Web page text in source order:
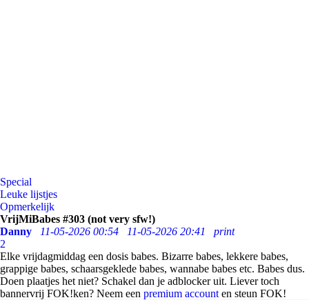
Special
Leuke lijstjes
Opmerkelijk
VrijMiBabes #303 (not very sfw!)
Danny
11-05-2026 00:54 11-05-2026 20:41
print
2
Elke vrijdagmiddag een dosis babes. Bizarre babes, lekkere babes,
grappige babes, schaarsgeklede babes, wannabe babes etc. Babes dus.
Doen plaatjes het niet? Schakel dan je adblocker uit. Liever toch
bannervrij FOK!ken? Neem een premium account en steun FOK!